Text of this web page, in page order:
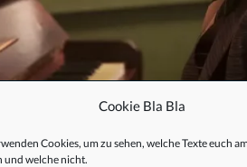
Cookie Bla Bla
Cookies, um zu sehen, welche Texte euch
und welche nicht.